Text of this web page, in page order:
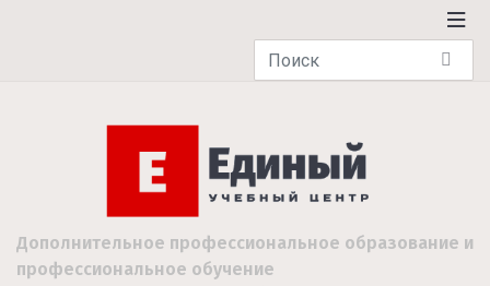
Дополнительное профессиональное образование и
профессиональное обучение